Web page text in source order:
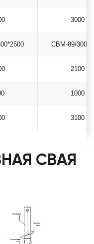
3000
СВМ-89/
2100
1000
3100
СВАЯ